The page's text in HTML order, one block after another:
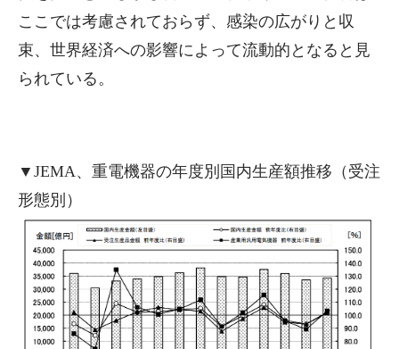
ここでは考慮されておらず、感染の広がりと収
束、世界経済への影響によって流動的となると見
られている。
▼JEMA、重電機器の年度別国内生産額推移（受注
形態別）